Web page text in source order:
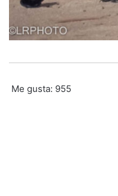
Me gusta: 955